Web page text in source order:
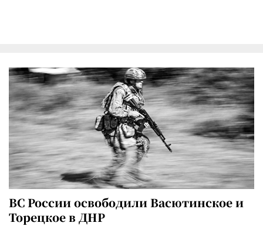
ВС России освободили Васютинское и
Торецкое в ДНР